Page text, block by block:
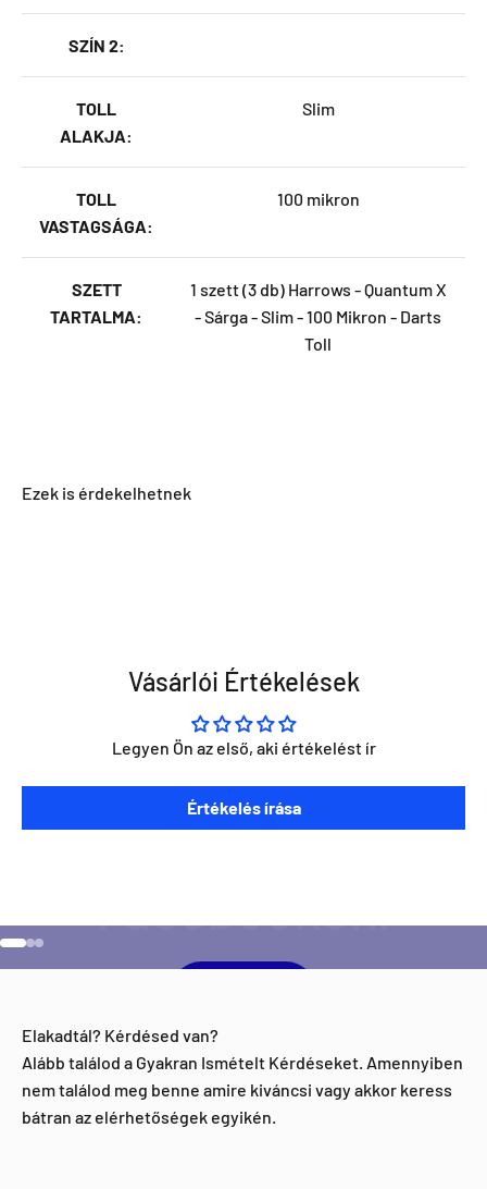
SZÍN 2:
TOLL
ALAKJA:
Slim
TOLL
VASTAGSÁGA:
100 mikron
SZETT
TARTALMA:
1 szett (3 db) Harrows - Quantum X
- Sárga - Slim - 100 Mikron - Darts
Toll
Vásárlói Értékelések
Legyen Ön az első, aki értékelést ír
Értékelés írása
Szeretnéd ha napra kész lennél minden Direct Darts
aktivitással kapcsolatban?
Elakadtál? Kérdésed van?
Alább találod a Gyakran Ismételt Kérdéseket. Amennyiben
nem találod meg benne amire kiváncsi vagy akkor keress
bátran az elérhetőségek egyikén.